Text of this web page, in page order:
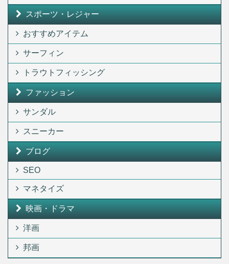
スポーツ・レジャー
おすすめアイテム
サーフィン
トラウトフィッシング
ファッション
サンダル
スニーカー
ブログ
SEO
マネタイズ
映画・ドラマ
洋画
邦画